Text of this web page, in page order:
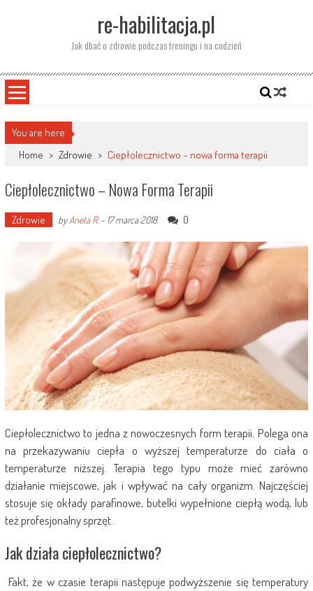
re-habilitacja.pl
Jak dbać o zdrowie podczas treningu i na codzień
You are here
Home > Zdrowie > Ciepłolecznictwo – nowa forma terapii
Ciepłolecznictwo – Nowa Forma Terapii
Zdrowie byAneta R.- 17 marca 2018 0
Ciepłolecznictwo to jedna z nowoczesnych form terapii. Polega ona
na przekazywaniu ciepła o wyższej temperaturze do ciała o
temperaturze niższej. Terapia tego typu może mieć zarówno
działanie miejscowe, jak i wpływać na cały organizm. Najczęściej
stosuje się okłady parafinowe, butelki wypełnione ciepłą wodą, lub
też profesjonalny sprzęt.
Jak działa ciepłolecznictwo?
Fakt, że w czasie terapii następuje podwyższenie się temperatury